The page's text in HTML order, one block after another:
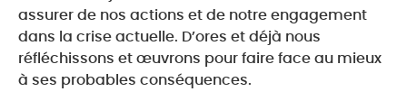
assurer de nos actions et de notre engagement
dans la crise actuelle. D’ores et déjà nous
réfléchissons et œuvrons pour faire face au mieux
à ses probables conséquences.